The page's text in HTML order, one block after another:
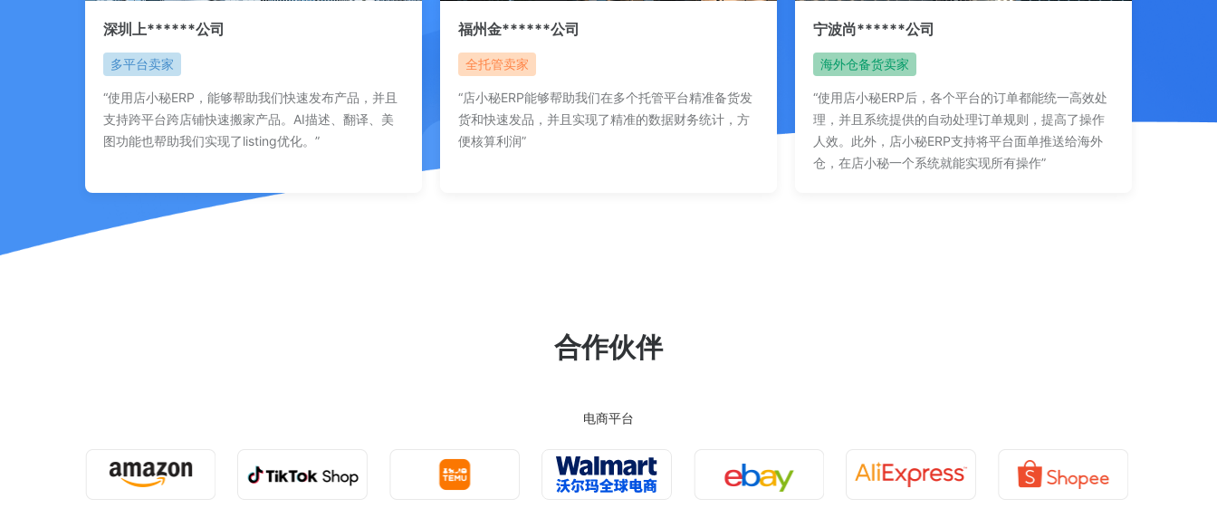
深圳上******公司
多平台卖家
“使用店小秘ERP，能够帮助我们快速发布产品，并且
支持跨平台跨店铺快速搬家产品。AI描述、翻译、美
图功能也帮助我们实现了listing优化。”
福州金******公司
全托管卖家
“店小秘ERP能够帮助我们在多个托管平台精准备货发
货和快速发品，并且实现了精准的数据财务统计，方
便核算利润”
宁波尚******公司
海外仓备货卖家
“使用店小秘ERP后，各个平台的订单都能统一高效处
理，并且系统提供的自动处理订单规则，提高了操作
人效。此外，店小秘ERP支持将平台面单推送给海外
仓，在店小秘一个系统就能实现所有操作”
合作伙伴
电商平台